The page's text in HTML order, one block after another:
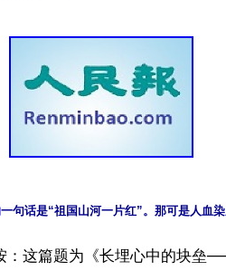
句话是“祖国山河一片红”。那可是人血染
：这篇题为《长埋心中的块垒